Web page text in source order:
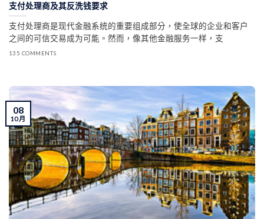
支付处理商及其反洗钱要求
支付处理商是现代金融系统的重要组成部分，使全球的企业和客户
之间的可信交易成为可能。然而，像其他金融服务一样，支
135 COMMENTS
08
10 月